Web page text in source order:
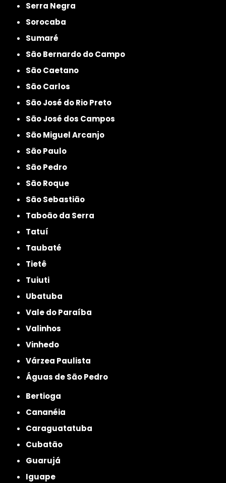
Serra Negra
Sorocaba
Sumaré
São Bernardo do Campo
São Caetano
São Carlos
São José do Rio Preto
São José dos Campos
São Miguel Arcanjo
São Paulo
São Pedro
São Roque
São Sebastião
Taboão da Serra
Tatuí
Taubaté
Tietê
Tuiuti
Ubatuba
Vale do Paraíba
Valinhos
Vinhedo
Várzea Paulista
Águas de São Pedro
Bertioga
Cananéia
Caraguatatuba
Cubatão
Guarujá
Iguape